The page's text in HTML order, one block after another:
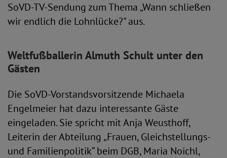
SoVD-TV-Sendung zum Thema „Wann schließen
wir endlich die Lohnlücke?" aus.
Weltfußballerin Almuth Schult unter den
Gästen
Die SoVD-Vorstandsvorsitzende Michaela
Engelmeier hat dazu interessante Gäste
eingeladen. Sie spricht mit Anja Weusthoff,
Leiterin der Abteilung „Frauen, Gleichstellungs-
und Familienpolitik“ beim DGB, Maria Noichl,